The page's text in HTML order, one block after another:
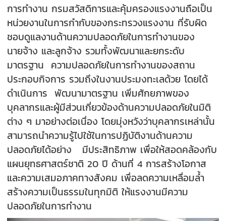
การทำงาน กรมสวัสดิการและคุ้มครองแรงงานถือเป็น
หน่วยงานในการกำกับของกระทรวงแรงงาน ที่รับผิด
ชอบดูแลงานด้านความปลอดภัยในการทำงานของ
นายจ้าง และลูกจ้าง รวมทั้งพัฒนาและยกระดับ
มาตรฐาน ความปลอดภัยในการทำงานของสถาน
ประกอบกิจการ รวมถึงในงานประมงทะเลด้วย โดยได้
ดำเนินการ พัฒนามาตรฐาน เพิ่มศักยภาพของ
บุคลากรและผู้มีส่วนเกี่ยวข้องด้านความปลอดภัยในมิติ
ต่าง ๆ มาอย่างต่อเนื่อง โดยมุ่งหวังว่าบุคลากรเหล่านั้น
สามารถนำความรู้ไปใช้ในการปฏิบัติงานด้านความ
ปลอดภัยได้อย่าง มีประสิทธิภาพ เพื่อให้สอดคล้องกับ
แผนยุทธศาสตร์ชาติ 20 ปี ด้านที่ 4 การสร้างโอกาส
และความเสมอภาคทางสังคม เพื่อลดความเหลื่อมล้ำ
สร้างความเป็นธรรมในทุกมิติ ให้แรงงานมีความ
ปลอดภัยในการทำงาน